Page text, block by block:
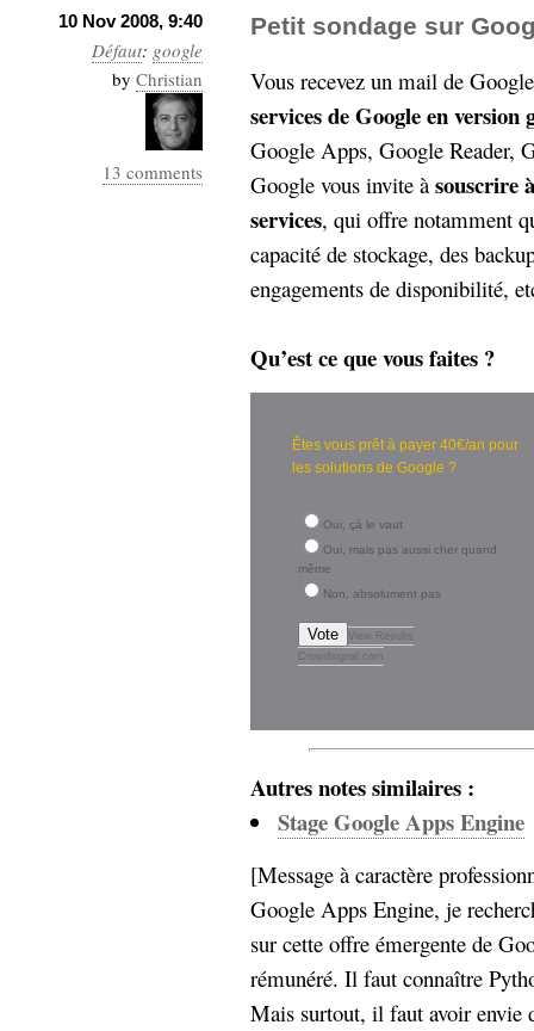
10 Nov 2008, 9:40
Défaut: google
by Christian
13 comments
Petit sondage sur
Vous recevez un mail de
services de Google en
Google Apps, Google Reader,
Google vous invite à souscrire
services, qui offre notamment
capacité de stockage, des
engagements de disponibilité,
Qu’est ce que vous faites ?
Êtes vous prêt à payer 40€/an pour
les solutions de Google ?
Oui, çà le vaut
Oui, mais pas aussi cher quand
même
Non, absolument pas
Vote
View Results
Crowdsignal.com
Autres notes similaires :
Stage Google Apps Engine
[Message à caractère
Google Apps Engine, je
sur cette offre émergente de
rémunéré. Il faut connaître
Mais surtout, il faut avoir envie
Architecture
Ars-
Industrialis
business_model
cinéma